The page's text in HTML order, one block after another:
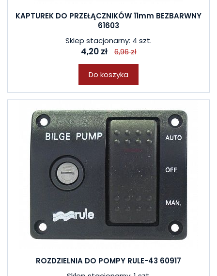
KAPTUREK DO PRZEŁĄCZNIKÓW 11mm BEZBARWNY
61603
Sklep stacjonarny: 4 szt.
4,20 zł 6,96 zł
Do koszyka
ROZDZIELNIA DO POMPY RULE-43 60917